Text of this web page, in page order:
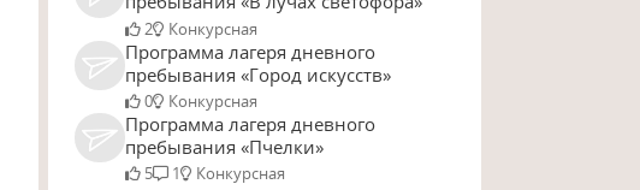
2 Конкурсная
Программа лагеря дневного
пребывания «Город искусств»
0 Конкурсная
Программа лагеря дневного
пребывания «Пчелки»
5 1 Конкурсная